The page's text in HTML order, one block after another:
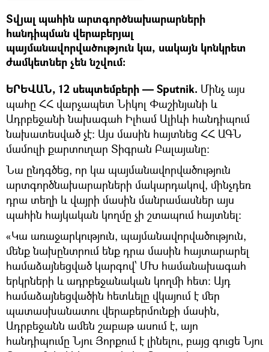
Տվյալ պահին արտգործնախարարների
հանդիպման վերաբերյալ
պայմանավորվածություն կա, սակայն կոնկրետ
ժամկետներ չեն նշվում։
ԵՐԵՎԱՆ, 12 սեպտեմբերի — Sputnik. Մինչ այս
պահը ՀՀ վարչապետ Նիկոլ Փաշինյանի և
Ադրբեջանի նախագահ Իլհամ Ալիևի հանդիպում
նախատեսված չէ։ Այս մասին հայտնեց ՀՀ ԱԳՆ
մամուլի քարտուղար Տիգրան Բալայանը։
Նա ընդգծեց, որ կա պայմանավորվածություն
արտգործնախարարների մակարդակով, մինչդեռ
դրա տեղի և վայրի մասին մանրամասներ այս
պահին հայկական կողմը չի շտապում հայտնել։
«Կա առաջարկություն, պայմանավորվածություն,
մենք նախընտրում ենք դրա մասին հայտարարել
համաձայնեցված կարգով՝ ՄԽ համանախագահ
երկրների և ադրբեջանական կողմի հետ։ Այդ
համաձայնեցվածին հետևելը վկայում է մեր
պատասխանատու վերաբերմունքի մասին,
Ադրբեջանն ամեն շաբաթ ասում է, այո
հանդիպումը Նյու Յորքում է լինելու, բայց գուցե Նյու